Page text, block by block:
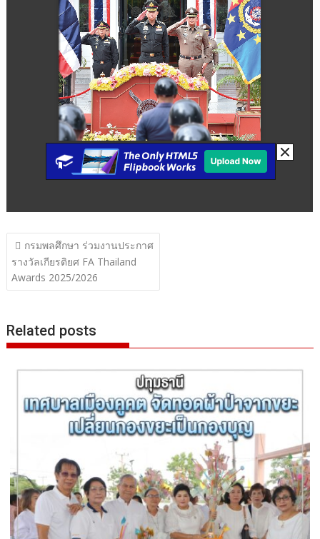
แนะแนว
เรื่อง
กรมพลศึกษา ร่วมงานประกาศ
รางวัลเกียรติยศ FA Thailand
Awards 2025/2026
Related posts